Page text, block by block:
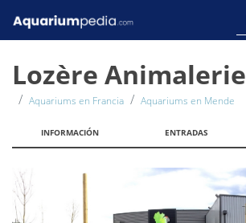
Lozère Animalerie
Aquariums en Francia Aquariums en Mende
INFORMACIÓN ENTRADAS